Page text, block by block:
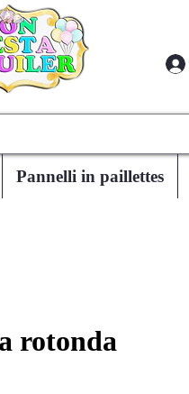
Pannelli in paillettes
rotonda